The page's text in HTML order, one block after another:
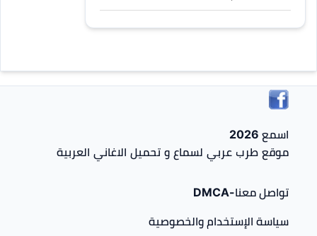
اسمع 2026
موقع طرب عربي لسماع و تحميل الاغاني العربية
تواصل معنا-DMCA
سياسة الإستخدام والخصوصية